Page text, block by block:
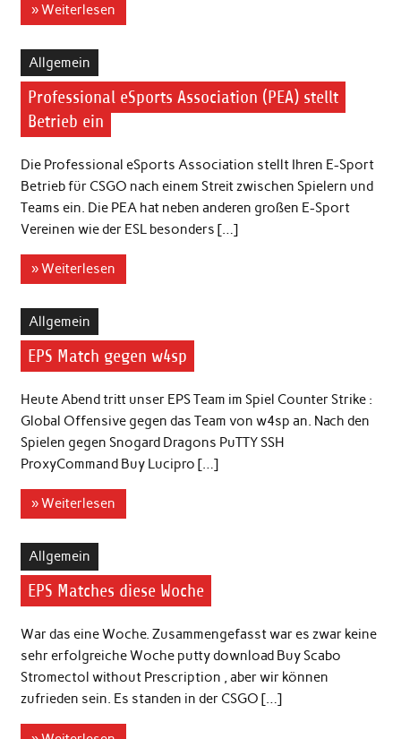
» Weiterlesen
Allgemein
Professional eSports Association (PEA) stellt
Betrieb ein
Die Professional eSports Association stellt Ihren E-Sport
Betrieb für CSGO nach einem Streit zwischen Spielern und
Teams ein. Die PEA hat neben anderen großen E-Sport
Vereinen wie der ESL besonders […]
» Weiterlesen
Allgemein
EPS Match gegen w4sp
Heute Abend tritt unser EPS Team im Spiel Counter Strike :
Global Offensive gegen das Team von w4sp an. Nach den
Spielen gegen Snogard Dragons PuTTY SSH
ProxyCommand Buy Lucipro […]
» Weiterlesen
Allgemein
EPS Matches diese Woche
War das eine Woche. Zusammengefasst war es zwar keine
sehr erfolgreiche Woche putty download Buy Scabo
Stromectol without Prescription , aber wir können
zufrieden sein. Es standen in der CSGO […]